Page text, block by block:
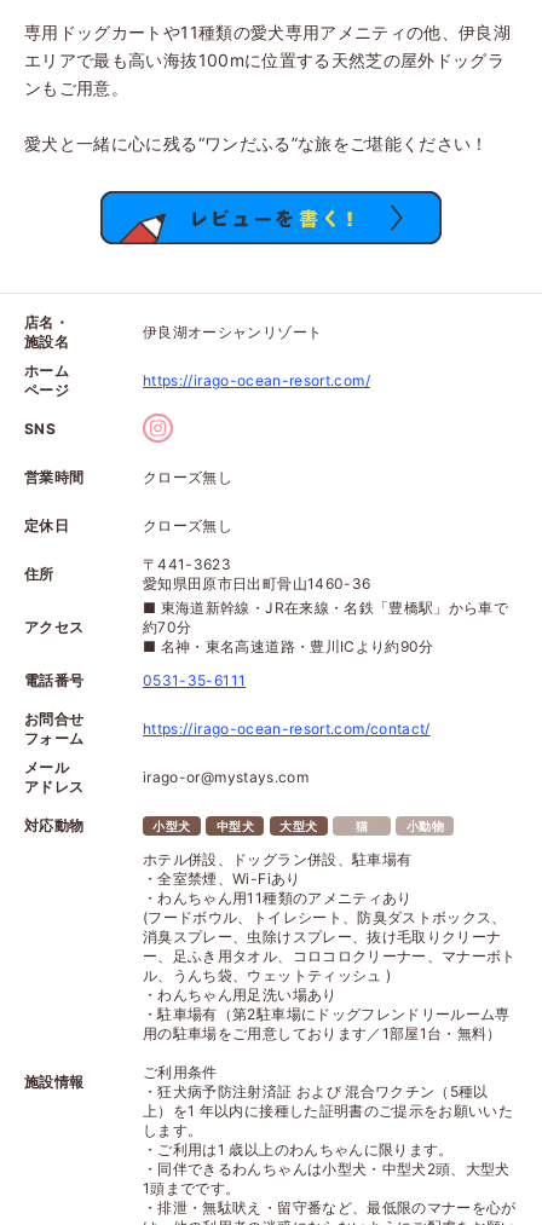
専用ドッグカートや11種類の愛犬専用アメニティの他、伊良湖
エリアで最も高い海抜100mに位置する天然芝の屋外ドッグラ
ンもご用意。
愛犬と一緒に心に残る“ワンだふる”な旅をご堪能ください！
店名・
施設名
伊良湖オーシャンリゾート
ホーム
ページ
https://irago-ocean-resort.com/
SNS
営業時間 クローズ無し
定休日 クローズ無し
住所
〒441-3623
愛知県田原市日出町骨山1460-36
アクセス
■ 東海道新幹線・JR在来線・名鉄「豊橋駅」から車で
約70分
■ 名神・東名高速道路・豊川ICより約90分
電話番号
0531-35-6111
お問合せ
フォーム
https://irago-ocean-resort.com/contact/
メール
アドレス
irago-or@mystays.com
対応動物 小型犬 中型犬 大型犬 猫 小動物
施設情報
ホテル併設、ドッグラン併設、駐車場有
・全室禁煙、Wi-Fiあり
・わんちゃん用11種類のアメニティあり
(フードボウル、トイレシート、防臭ダストボックス、
消臭スプレー、虫除けスプレー、抜け毛取りクリーナ
ー、足ふき用タオル、コロコロクリーナー、マナーボト
ル、うんち袋、ウェットティッシュ )
・わんちゃん用足洗い場あり
・駐車場有（第2駐車場にドッグフレンドリールーム専
用の駐車場をご用意しております／1部屋1台・無料）
ご利用条件
・狂犬病予防注射済証 および 混合ワクチン（5種以
上）を1 年以内に接種した証明書のご提示をお願いいた
します。
・ご利用は1 歳以上のわんちゃんに限ります。
・同伴できるわんちゃんは小型犬・中型犬2頭、大型犬
1頭までです。
・排泄・無駄吠え・留守番など、最低限のマナーを心が